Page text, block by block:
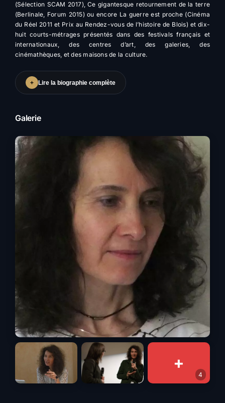
(Sélection SCAM 2017), Ce gigantesque retournement de la terre
(Berlinale, Forum 2015) ou encore La guerre est proche (Cinéma
du Réel 2011 et Prix au Rendez-vous de l’histoire de Blois) et dix-
huit courts-métrages présentés dans des festivals français et
internationaux, des centres d’art, des galeries, des
cinémathèques, et des maisons de la culture.
+ Lire la biographie complète
Galerie
+
4